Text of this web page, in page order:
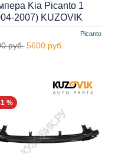
Picanto
Kia Picanto 1
2007) KUZOVIK
руб. 5600 руб.
%